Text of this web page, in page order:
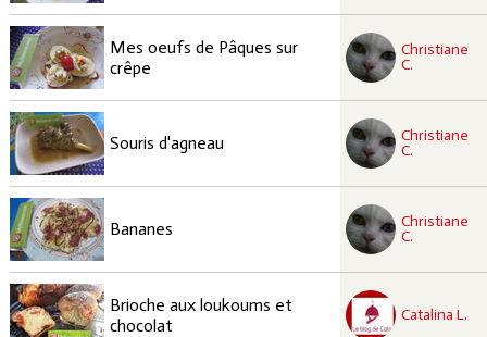
Mes oeufs de Pâques sur
crêpe
Christiane
C.
recette à tester
Souris d'agneau
Christiane
C.
recette à tester
Bananes
Christiane
C.
recette à tester
Brioche aux loukoums et
chocolat
Catalina L.
recette à tester